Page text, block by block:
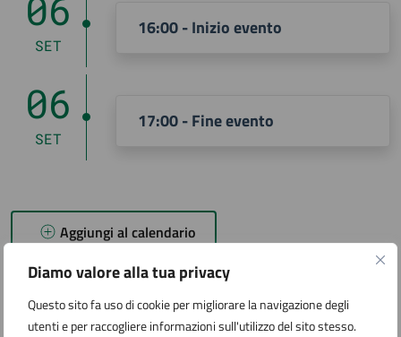
Diamo valore alla tua privacy
Questo sito fa uso di cookie per migliorare la navigazione degli
utenti e per raccogliere informazioni sull'utilizzo del sito stesso.
SET
16:00 - Inizio evento
06
SET
17:00 - Fine evento
Aggiungi al calendario
Costi